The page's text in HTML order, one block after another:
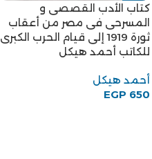
كتاب الأدب القصصى و
المسرحى فى مصر من أعقاب
ثورة 1919 إلى قيام الحرب الكبرى
للكاتب أحمد هيكل
أحمد هيكل
EGP 650